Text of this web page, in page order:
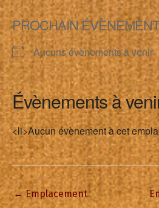
PROCHAIN ÉVÈNEMENT
Aucuns évènements à venir
Évènements à
<li>Aucun évènement à cet
←Emplacement